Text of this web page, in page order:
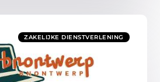
ZAKELIJKE DIENSTVERLENING